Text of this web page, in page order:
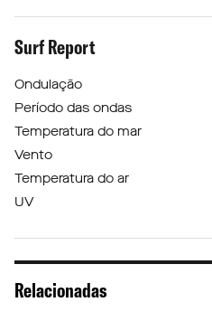
Surf Report
Ondulação
Período das ondas
Temperatura do mar
Vento
Temperatura do ar
UV
Relacionadas